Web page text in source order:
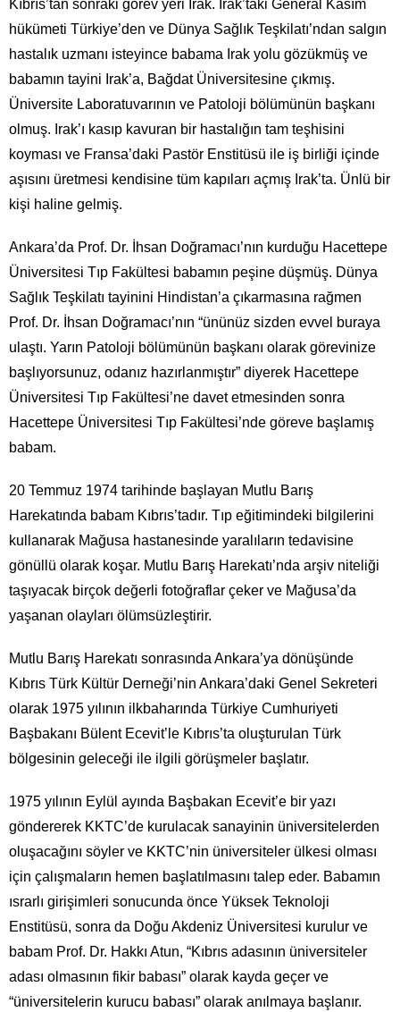
Kıbrıs’tan sonraki görev yeri Irak. Irak’taki General Kasım
hükümeti Türkiye’den ve Dünya Sağlık Teşkilatı’ndan salgın
hastalık uzmanı isteyince babama Irak yolu gözükmüş ve
babamın tayini Irak’a, Bağdat Üniversitesine çıkmış.
Üniversite Laboratuvarının ve Patoloji bölümünün başkanı
olmuş. Irak’ı kasıp kavuran bir hastalığın tam teşhisini
koyması ve Fransa’daki Pastör Enstitüsü ile iş birliği içinde
aşısını üretmesi kendisine tüm kapıları açmış Irak’ta. Ünlü bir
kişi haline gelmiş.
Ankara’da Prof. Dr. İhsan Doğramacı’nın kurduğu Hacettepe
Üniversitesi Tıp Fakültesi babamın peşine düşmüş. Dünya
Sağlık Teşkilatı tayinini Hindistan’a çıkarmasına rağmen
Prof. Dr. İhsan Doğramacı’nın “ününüz sizden evvel buraya
ulaştı. Yarın Patoloji bölümünün başkanı olarak görevinize
başlıyorsunuz, odanız hazırlanmıştır” diyerek Hacettepe
Üniversitesi Tıp Fakültesi’ne davet etmesinden sonra
Hacettepe Üniversitesi Tıp Fakültesi’nde göreve başlamış
babam.
20 Temmuz 1974 tarihinde başlayan Mutlu Barış
Harekatında babam Kıbrıs’tadır. Tıp eğitimindeki bilgilerini
kullanarak Mağusa hastanesinde yaralıların tedavisine
gönüllü olarak koşar. Mutlu Barış Harekatı’nda arşiv niteliği
taşıyacak birçok değerli fotoğraflar çeker ve Mağusa’da
yaşanan olayları ölümsüzleştirir.
Mutlu Barış Harekatı sonrasında Ankara’ya dönüşünde
Kıbrıs Türk Kültür Derneği’nin Ankara’daki Genel Sekreteri
olarak 1975 yılının ilkbaharında Türkiye Cumhuriyeti
Başbakanı Bülent Ecevit’le Kıbrıs’ta oluşturulan Türk
bölgesinin geleceği ile ilgili görüşmeler başlatır.
1975 yılının Eylül ayında Başbakan Ecevit’e bir yazı
göndererek KKTC’de kurulacak sanayinin üniversitelerden
oluşacağını söyler ve KKTC’nin üniversiteler ülkesi olması
için çalışmaların hemen başlatılmasını talep eder. Babamın
ısrarlı girişimleri sonucunda önce Yüksek Teknoloji
Enstitüsü, sonra da Doğu Akdeniz Üniversitesi kurulur ve
babam Prof. Dr. Hakkı Atun, “Kıbrıs adasının üniversiteler
adası olmasının fikir babası” olarak kayda geçer ve
“üniversitelerin kurucu babası” olarak anılmaya başlanır.